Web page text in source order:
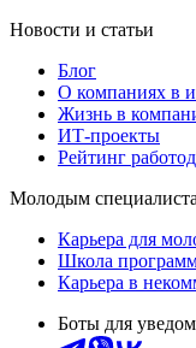
Новости и статьи
Блог
О компаниях в
Жизнь в
ИТ-проекты
Рейтинг
Молодым
Карьера для
Школа
Карьера в
Боты для